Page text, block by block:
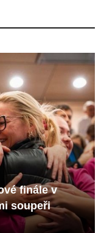
finále v
soupeři